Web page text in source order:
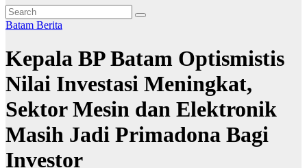
Batam Berita
Kepala BP Batam Optismistis
Nilai Investasi Meningkat,
Sektor Mesin dan Elektronik
Masih Jadi Primadona Bagi
Investor